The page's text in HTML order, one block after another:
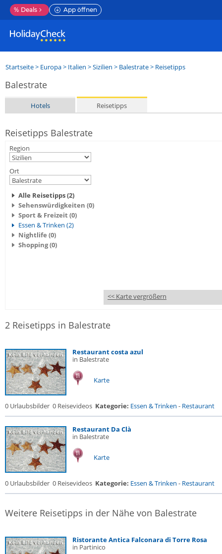
% Deals App öffnen
Startseite> Europa> Italien >Sizilien > Balestrate> Reisetipps
Balestrate
Hotels Reisetipps
Reisetipps Balestrate
Region
Ort
Alle Reisetipps (2)
Sehenswürdigkeiten (0)
Sport & Freizeit (0)
Essen & Trinken (2)
Nightlife (0)
Shopping (0)
<< Karte vergrößern
2 Reisetipps in Balestrate
Restaurant costa azul
in Balestrate
Karte
0 Urlaubsbilder 0 Reisevideos Kategorie: Essen & Trinken - Restaurant
Restaurant Da Clà
in Balestrate
Karte
0 Urlaubsbilder 0 Reisevideos Kategorie: Essen & Trinken - Restaurant
Weitere Reisetipps in der Nähe von Balestrate
Ristorante Antica Falconara di Torre Rosa
in Partinico